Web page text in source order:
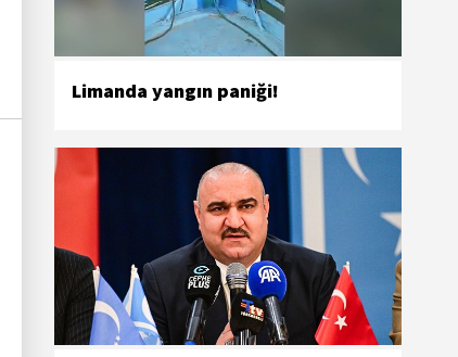
Limanda yangın paniği!